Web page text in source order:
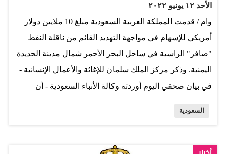
المصدر: البيان
الأحد ١٢ يونيو ٢٠٢٢
وام / قدمت المملكة العربية السعودية مبلغ 10 ملايين دولار
أمريكي للإسهام في مواجهة التهديد القائم من ناقلة النفط
"صافر" الراسية في ساحل البحر الأحمر شمال مدينة الحديدة
اليمنية. وذكر مركز الملك سلمان للإغاثة والأعمال الإنسانية -
في بيان صحفي اليوم أوردته وكالة الأنباء السعودية - أن
بيئية وملاحية كبيرة تهدد ساحل البحر الأحمر ومجتمعات الصيد
السعودية